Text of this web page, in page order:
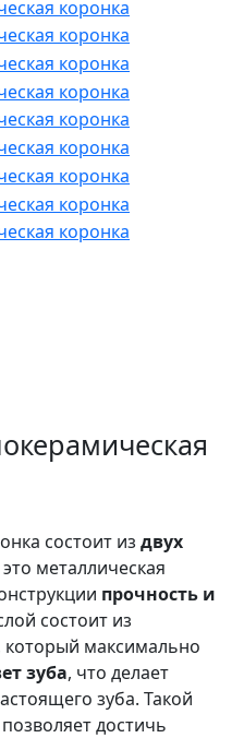
состоит из двух
металлическая
прочность и
состоит из
который максимально
зуба, что делает
зуба. Такой
достичь